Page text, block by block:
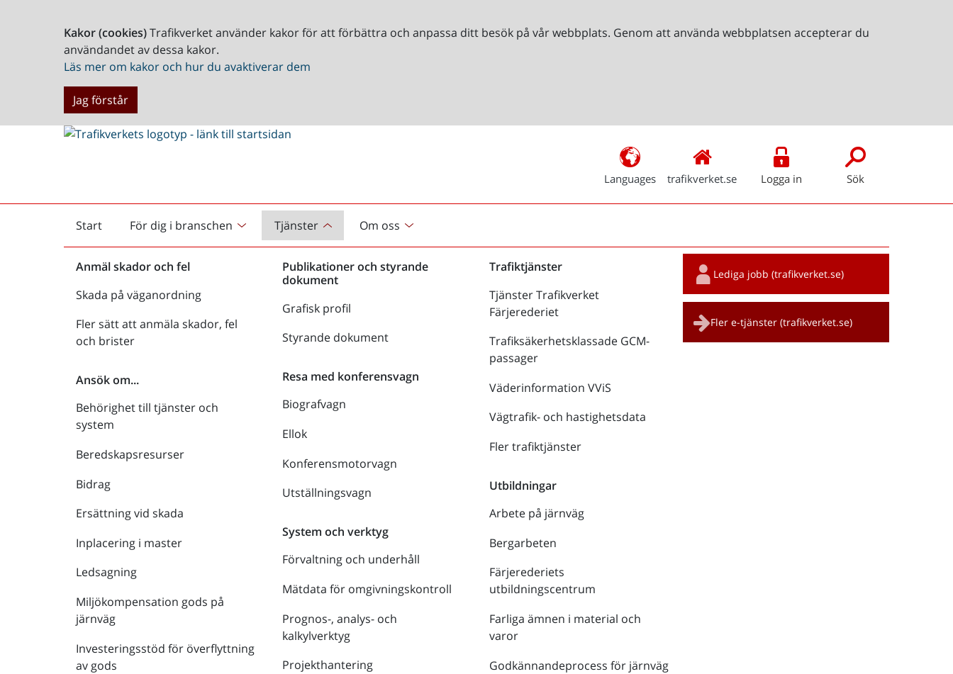
Kakor (cookies)Trafikverket använder kakor för att förbättra och anpassa ditt besök på vår webbplats. Genom att använda webbplatsen accepterar du
användandet av dessa kakor.
Läs mer om kakor och hur du avaktiverar dem
Jag förstår
Languages trafikverket.se Logga in Sök
Start
Startsida För dig i branschen Tjänster Om oss
Anmäl skador och fel
Skada på väganordning
Fler sätt att anmäla skador, fel
och brister
Ansök om...
Behörighet till tjänster och
system
Beredskapsresurser
Bidrag
Ersättning vid skada
Inplacering i master
Ledsagning
Miljökompensation gods på
järnväg
Investeringsstöd för överflyttning
av gods
Publikationer och styrande
dokument
Grafisk profil
Styrande dokument
Resa med konferensvagn
Biografvagn
Ellok
Konferensmotorvagn
Utställningsvagn
System och verktyg
Förvaltning och underhåll
Mätdata för omgivningskontroll
Prognos-, analys- och
kalkylverktyg
Projekthantering
Trafiktjänster
Tjänster Trafikverket
Färjerederiet
Trafiksäkerhetsklassade GCM-
passager
Väderinformation VViS
Vägtrafik- och hastighetsdata
Fler trafiktjänster
Utbildningar
Arbete på järnväg
Bergarbeten
Färjerederiets
utbildningscentrum
Farliga ämnen i material och
varor
Godkännandeprocess för järnväg
Snabblänkar
Lediga jobb (trafikverket.se)
Fler e-tjänster (trafikverket.se)